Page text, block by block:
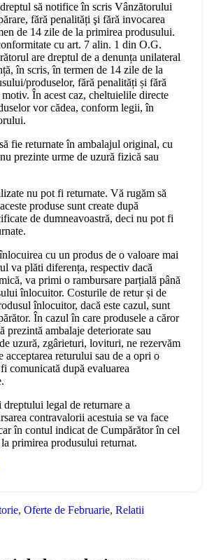
să notifice în scris Vânzătorului
fără penalități şi fără invocarea
de 14 zile de la primirea produsului.
cu art. 7 alin. 1 din O.G.
are dreptul de a denunța unilateral
în scris, în termen de 14 zile de la
produselor, fără penalități și fără
În acest caz, cheltuielile directe
vor cădea, conform legii, în
fie returnate în ambalajul original, cu
prezinte urme de uzură fizică sau
nu pot fi returnate. Vă rugăm să
produse sunt create după
de dumneavoastră, deci nu pot fi
cu un produs de o valoare mai
va plăti diferența, respectiv dacă
va primi o rambursare parțială până
înlocuitor. Costurile de retur și de
înlocuitor, dacă este cazul, sunt
În cazul în care produsele a căror
prezintă ambalaje deteriorate sau
uzură, zgârieturi, lovituri, ne rezervăm
acceptarea returului sau de a opri o
comunicată după evaluarea
legal de returnare a
contravalorii acestuia se va face
în contul indicat de Cumpărător în cel
primirea produsului returnat.
, Oferte de Februarie, Relatii